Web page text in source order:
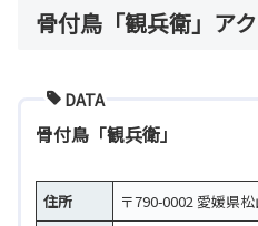
骨付鳥「観兵衛」ア
DATA
骨付鳥「観兵衛」
住所
〒790-0002 愛媛県